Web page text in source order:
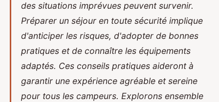
des situations imprévues peuvent survenir.
Préparer un séjour en toute sécurité implique
d'anticiper les risques, d'adopter de bonnes
pratiques et de connaître les équipements
adaptés. Ces conseils pratiques aideront à
garantir une expérience agréable et sereine
pour tous les campeurs. Explorons ensemble